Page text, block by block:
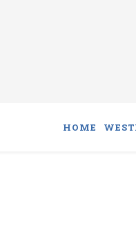
HOME